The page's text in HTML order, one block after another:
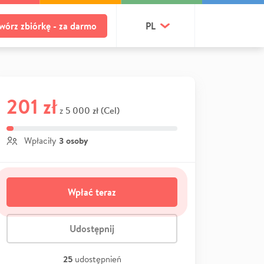
zbiórkę - za darmo PL
201 zł z 5 000 zł (Cel)
Wpłaciły 3 osoby
Wpłać teraz
Udostępnij
25 udostępnień